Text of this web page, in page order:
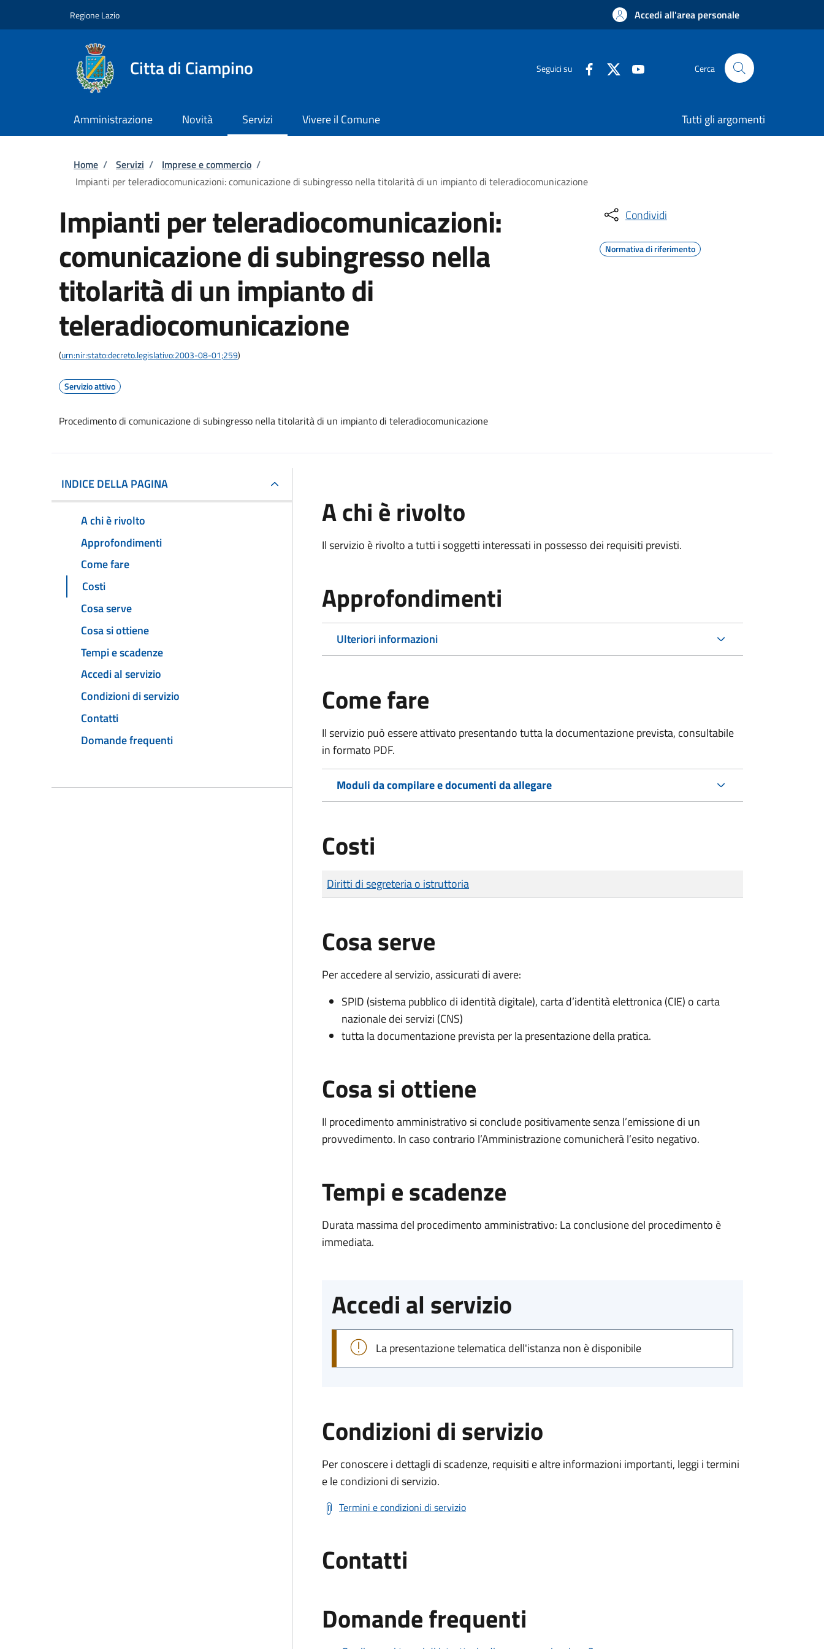
Regione Lazio Accedi all'area personale
Citta di Ciampino Seguici su Cerca
Amministrazione Novità Servizi Vivere il Comune Tutti gli argomenti
Briciole di pane
Home / Servizi / Imprese e commercio /
Impianti per teleradiocomunicazioni: comunicazione di subingresso nella titolarità di un impianto di teleradiocomunicazione
Impianti per teleradiocomunicazioni:
comunicazione di subingresso nella
titolarità di un impianto di
teleradiocomunicazione
(urn:nir:stato:decreto.legislativo:2003-08-01;259)
Servizio attivo
Procedimento di comunicazione di subingresso nella titolarità di un impianto di teleradiocomunicazione
Condividi
Normativa di riferimento
INDICE DELLA PAGINA
A chi è rivolto
Approfondimenti
Come fare
Costi
Cosa serve
Cosa si ottiene
Tempi e scadenze
Accedi al servizio
Condizioni di servizio
Contatti
Domande frequenti
A chi è rivolto
Il servizio è rivolto a tutti i soggetti interessati in possesso dei requisiti previsti.
Approfondimenti
Ulteriori informazioni
Come fare
Il servizio può essere attivato presentando tutta la documentazione prevista, consultabile
in formato PDF.
Moduli da compilare e documenti da allegare
Costi
Tipo di pagamento
Importo
Diritti di segreteria o istruttoria
Cosa serve
Per accedere al servizio, assicurati di avere:
SPID (sistema pubblico di identità digitale), carta d’identità elettronica (CIE) o carta
nazionale dei servizi (CNS)
tutta la documentazione prevista per la presentazione della pratica.
Cosa si ottiene
Il procedimento amministrativo si conclude positivamente senza l’emissione di un
provvedimento. In caso contrario l’Amministrazione comunicherà l’esito negativo.
Tempi e scadenze
Durata massima del procedimento amministrativo: La conclusione del procedimento è
immediata.
Accedi al servizio
La presentazione telematica dell'istanza non è disponibile
Condizioni di servizio
Per conoscere i dettagli di scadenze, requisiti e altre informazioni importanti, leggi i termini
e le condizioni di servizio.
Termini e condizioni di servizio
Contatti
Domande frequenti